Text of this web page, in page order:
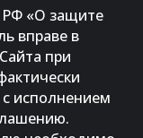
РФ «О защите
вправе в
при
исполнением